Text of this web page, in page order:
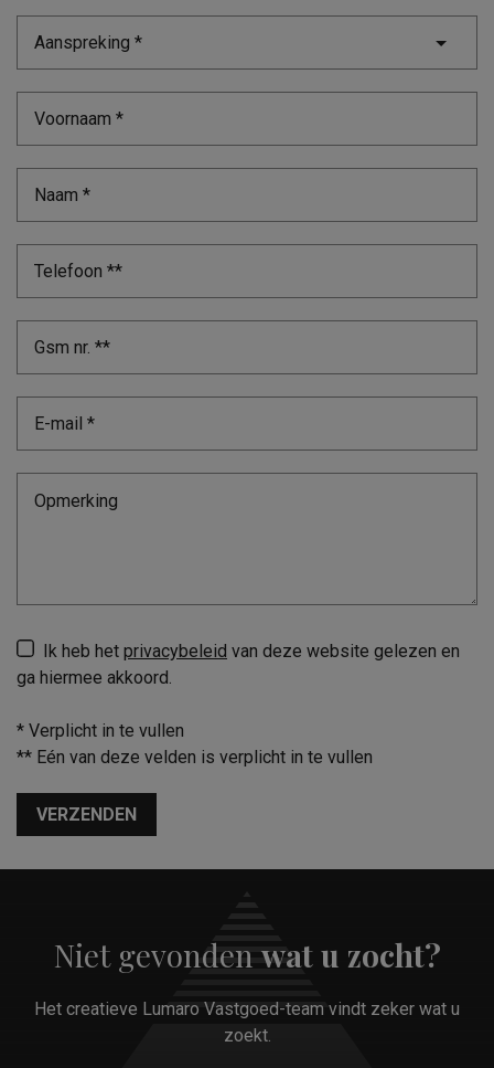
Aanspreking *
Ik heb het privacybeleid van deze website gelezen en
ga hiermee akkoord.
* Verplicht in te vullen
** Eén van deze velden is verplicht in te vullen
VERZENDEN
Niet gevondenwat u zocht?
Het creatieve Lumaro Vastgoed-team vindt zeker wat u
zoekt.